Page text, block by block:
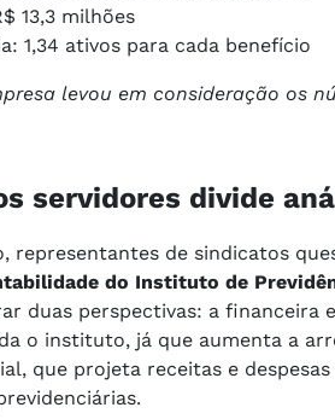
13,3 milhões
1,34 ativos para cada benefício
levou em consideração os
servidores divide
representantes de sindicatos
do Instituto de
duas perspectivas: a
o instituto, já que aumenta a
que projeta receitas e